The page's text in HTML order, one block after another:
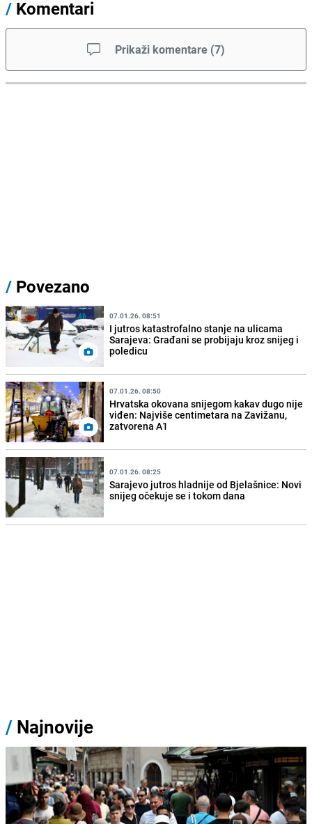
/ Komentari
Prikaži komentare (7)
/ Povezano
07.01.26. 08:51
I jutros katastrofalno stanje na ulicama
Sarajeva: Građani se probijaju kroz snijeg i
poledicu
07.01.26. 08:50
Hrvatska okovana snijegom kakav dugo nije
viđen: Najviše centimetara na Zavižanu,
zatvorena A1
07.01.26. 08:25
Sarajevo jutros hladnije od Bjelašnice: Novi
snijeg očekuje se i tokom dana
/ Najnovije